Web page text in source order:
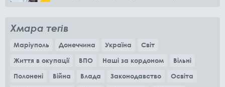
Хмара тегів
Маріуполь Донеччина Україна
Світ
Життя в окупації
ВПО Наші за кордоном
Вільні
Полонені
Війна Влада Законодавство
Освіта